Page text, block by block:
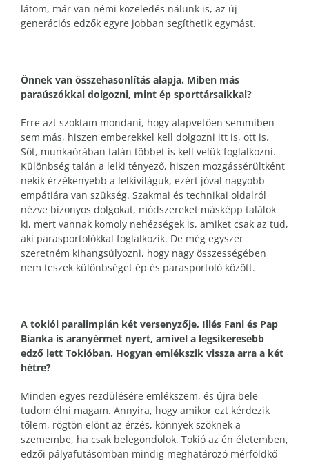
látom, már van némi közeledés nálunk is, az új
generációs edzők egyre jobban segíthetik egymást.
Önnek van összehasonlítás alapja. Miben más
paraúszókkal dolgozni, mint ép sporttársaikkal?
Erre azt szoktam mondani, hogy alapvetően semmiben
sem más, hiszen emberekkel kell dolgozni itt is, ott is.
Sőt, munkaórában talán többet is kell velük foglalkozni.
Különbség talán a lelki tényező, hiszen mozgássérültként
nekik érzékenyebb a lelkiviláguk, ezért jóval nagyobb
empátiára van szükség. Szakmai és technikai oldalról
nézve bizonyos dolgokat, módszereket másképp találok
ki, mert vannak komoly nehézségek is, amiket csak az tud,
aki parasportolókkal foglalkozik. De még egyszer
szeretném kihangsúlyozni, hogy nagy összességében
nem teszek különbséget ép és parasportoló között.
A tokiói paralimpián két versenyzője, Illés Fani és Pap
Bianka is aranyérmet nyert, amivel a legsikeresebb
edző lett Tokióban. Hogyan emlékszik vissza arra a két
hétre?
Minden egyes rezdülésére emlékszem, és újra bele
tudom élni magam. Annyira, hogy amikor ezt kérdezik
tőlem, rögtön elönt az érzés, könnyek szöknek a
szemembe, ha csak belegondolok. Tokió az én életemben,
edzői pályafutásomban mindig meghatározó mérföldkő